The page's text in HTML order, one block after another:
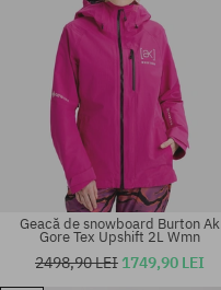
Geacă de snowboard Burton Ak
Gore Tex Upshift 2L Wmn
2498,90 LEI 1749,90 LEI